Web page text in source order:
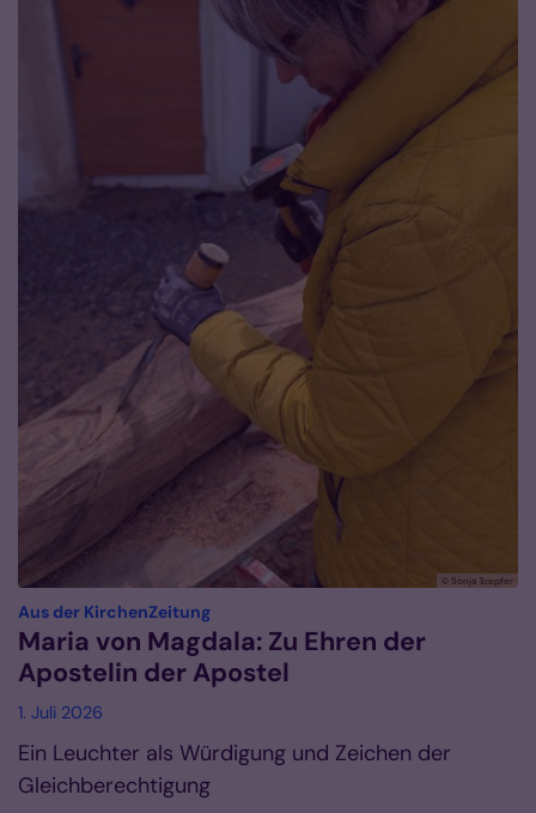
© Sonja Toepfer
Aus der KirchenZeitung:
Maria von Magdala: Zu Ehren der
Apostelin der Apostel
1. Juli 2026
Ein Leuchter als Würdigung und Zeichen der
Gleichberechtigung